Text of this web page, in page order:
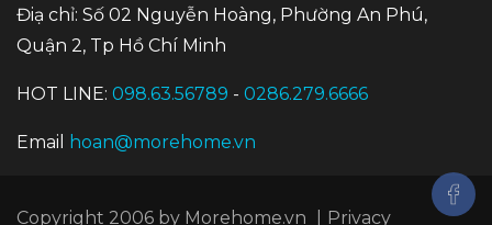
Điạ chỉ: Số 02 Nguyễn Hoàng, Phường An Phú,
Quận 2, Tp Hồ Chí Minh
HOT LINE: 098.63.56789 - 0286.279.6666
Email hoan@morehome.vn
Copyright 2006 by Morehome.vn Privacy